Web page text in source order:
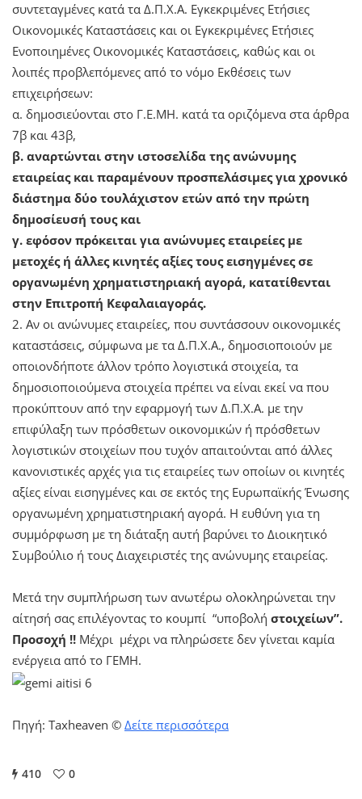
συντεταγμένες κατά τα Δ.Π.Χ.Α. Εγκεκριμένες Ετήσιες
Οικονομικές Καταστάσεις και οι Εγκεκριμένες Ετήσιες
Ενοποιημένες Οικονομικές Καταστάσεις, καθώς και οι
λοιπές προβλεπόμενες από το νόμο Εκθέσεις των
επιχειρήσεων:
α. δηµοσιεύονται στο Γ.Ε.ΜΗ. κατά τα οριζόμενα στα άρθρα
7β και 43β,
β. αναρτώνται στην ιστοσελίδα της ανώνυμης
εταιρείας και παραμένουν προσπελάσιμες για χρονικό
διάστημα δύο τουλάχιστον ετών από την πρώτη
δηµοσίευσή τους και
γ. εφόσον πρόκειται για ανώνυμες εταιρείες µε
µετοχές ή άλλες κινητές αξίες τους εισηγμένες σε
οργανωμένη χρηματιστηριακή αγορά, κατατίθενται
στην Επιτροπή Κεφαλαιαγοράς.
2. Αν οι ανώνυμες εταιρείες, που συντάσσουν οικονομικές
καταστάσεις, σύμφωνα µε τα Δ.Π.Χ.Α., δηµοσιοποιούν µε
οποιονδήποτε άλλον τρόπο λογιστικά στοιχεία, τα
δηµοσιοποιούµενα στοιχεία πρέπει να είναι εκεί να που
προκύπτουν από την εφαρμογή των Δ.Π.Χ.Α. µε την
επιφύλαξη των πρόσθετων οικονομικών ή πρόσθετων
λογιστικών στοιχείων που τυχόν απαιτούνται από άλλες
κανονιστικές αρχές για τις εταιρείες των οποίων οι κινητές
αξίες είναι εισηγμένες και σε εκτός της Ευρωπαϊκής Ένωσης
οργανωμένη χρηματιστηριακή αγορά. Η ευθύνη για τη
συµµόρφωση µε τη διάταξη αυτή βαρύνει το Διοικητικό
Συµβούλιο ή τους Διαχειριστές της ανώνυμης εταιρείας.
Μετά την συμπλήρωση των ανωτέρω ολοκληρώνεται την
αίτησή σας επιλέγοντας το κουμπί “υποβολή στοιχείων”.
Προσοχή !! Μέχρι μέχρι να πληρώσετε δεν γίνεται καμία
ενέργεια από το ΓΕΜΗ.
Πηγή: Taxheaven © Δείτε περισσότερα
410 0